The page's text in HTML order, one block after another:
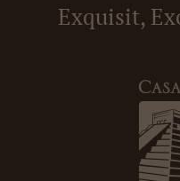
Exquisit,